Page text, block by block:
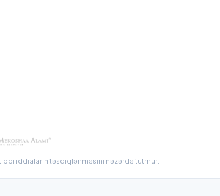
iddiaların təsdiqlənməsini nəzərdə tutmur.